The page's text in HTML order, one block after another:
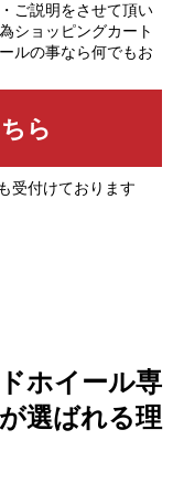
ご説明をさせて頂い
ショッピングカート
ルの事なら何でもお
受付けております
ホイール専
選ばれる理